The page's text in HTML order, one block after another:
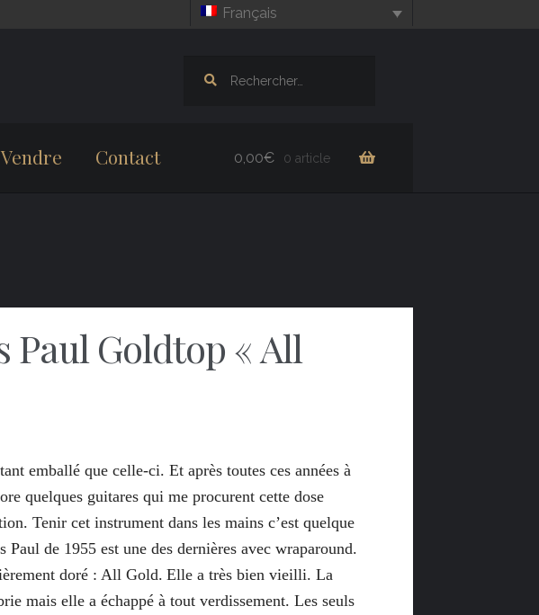
Français
Vendre Contact 0,00€ 0 article
Paul Goldtop « All
emballé que celle-ci. Et après toutes ces années à
quelques guitares qui me procurent cette dose
Tenir cet instrument dans les mains c’est quelque
Paul de 1955 est une des dernières avec wraparound.
doré : All Gold. Elle a très bien vieilli. La
mais elle a échappé à tout verdissement. Les seuls